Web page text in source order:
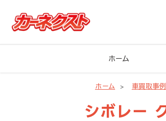
ホーム
ホーム 車買取事
シボレー